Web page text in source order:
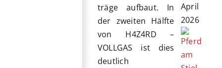
träge aufbaut. In
der zweiten Hälfte
von H4Z4RD –
VOLLGAS ist dies
deutlich
April
2026